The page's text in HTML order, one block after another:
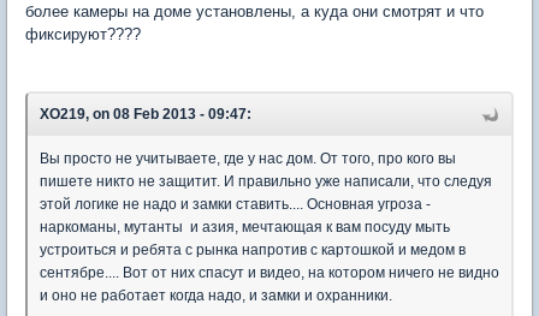
более камеры на доме установлены, а куда они смотрят и что
фиксируют????
XO219, on 08 Feb 2013 - 09:47:
Вы просто не учитываете, где у нас дом. От того, про кого вы
пишете никто не защитит. И правильно уже написали, что следуя
этой логике не надо и замки ставить.... Основная угроза -
наркоманы, мутанты и азия, мечтающая к вам посуду мыть
устроиться и ребята с рынка напротив с картошкой и медом в
сентябре.... Вот от них спасут и видео, на котором ничего не видно
и оно не работает когда надо, и замки и охранники.